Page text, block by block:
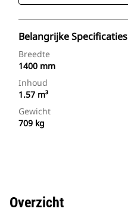
Belangrijke Specificaties
Breedte
1400 mm
Inhoud
1.57 m³
Gewicht
709 kg
Overzicht